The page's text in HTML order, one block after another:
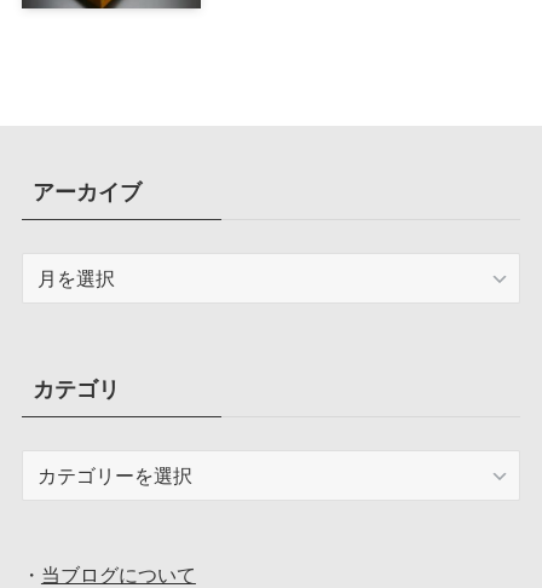
アーカイブ
ブカテゴリ
・ 当ブログについて